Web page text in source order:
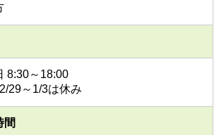
8:30～18:00
29～1/3は休み
間